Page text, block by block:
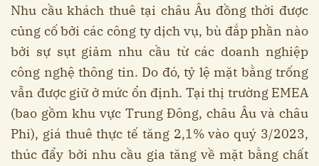
Nhu cầu khách thuê tại châu Âu đồng thời được
củng cố bởi các công ty dịch vụ, bù đắp phần nào
bởi sự sụt giảm nhu cầu từ các doanh nghiệp
công nghệ thông tin. Do đó, tỷ lệ mặt bằng trống
vẫn được giữ ở mức ổn định. Tại thị trường EMEA
(bao gồm khu vực Trung Đông, châu Âu và châu
Phi), giá thuê thực tế tăng 2,1% vào quý 3/2023,
thúc đẩy bởi nhu cầu gia tăng về mặt bằng chất